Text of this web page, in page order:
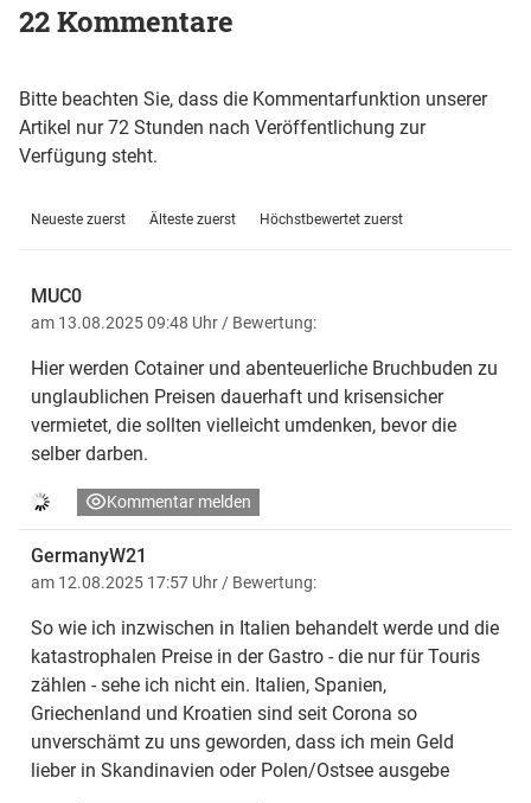
22 Kommentare
Bitte beachten Sie, dass die Kommentarfunktion unserer
Artikel nur 72 Stunden nach Veröffentlichung zur
Verfügung steht.
Neueste zuerst Älteste zuerst Höchstbewertet zuerst
MUC0
am 13.08.2025 09:48 Uhr / Bewertung:
Hier werden Cotainer und abenteuerliche Bruchbuden zu
unglaublichen Preisen dauerhaft und krisensicher
vermietet, die sollten vielleicht umdenken, bevor die
selber darben.
Kommentar melden
GermanyW21
am 12.08.2025 17:57 Uhr / Bewertung:
So wie ich inzwischen in Italien behandelt werde und die
katastrophalen Preise in der Gastro - die nur für Touris
zählen - sehe ich nicht ein. Italien, Spanien,
Griechenland und Kroatien sind seit Corona so
unverschämt zu uns geworden, dass ich mein Geld
lieber in Skandinavien oder Polen/Ostsee ausgebe